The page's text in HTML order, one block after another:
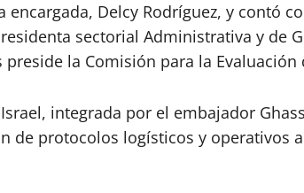
Delcy Rodríguez, y contó
sectorial Administrativa y
la Comisión para la
integrada por el embajador
de protocolos logísticos y operativos